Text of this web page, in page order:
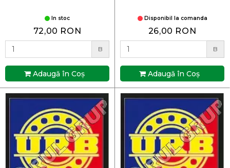
In stoc
72,00 RON
B
Adaugă în Coş
Disponibil la comanda
26,00 RON
B
Adaugă în Coş